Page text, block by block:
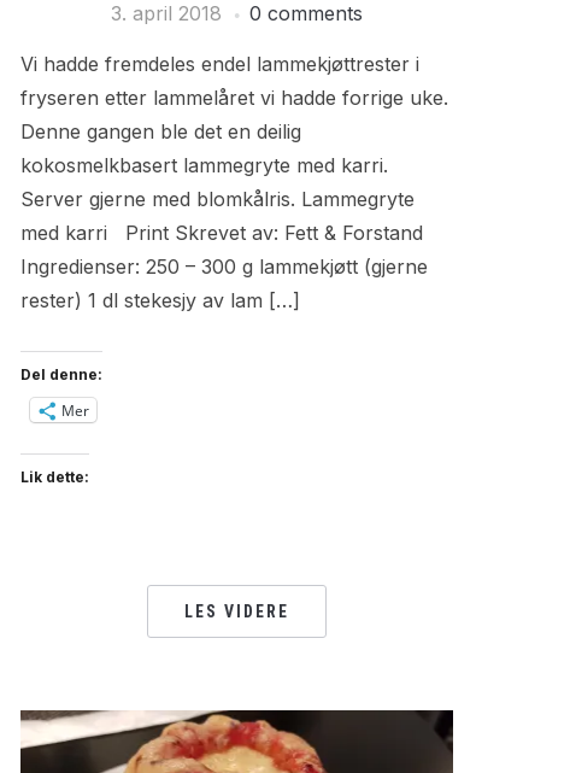
3. april 2018 0 comments
Vi hadde fremdeles endel lammekjøttrester i
fryseren etter lammelåret vi hadde forrige uke.
Denne gangen ble det en deilig
kokosmelkbasert lammegryte med karri.
Server gjerne med blomkålris. Lammegryte
med karri Print Skrevet av: Fett & Forstand
Ingredienser: 250 – 300 g lammekjøtt (gjerne
rester) 1 dl stekesjy av lam […]
Del denne:
Mer
Lik dette:
LES VIDERE